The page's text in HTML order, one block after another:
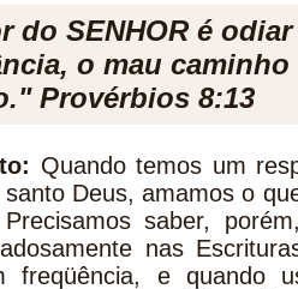
do SENHOR é
o mau caminho
Provérbios 8:13
Quando temos um
Deus, amamos o
saber,
nas
freqüência, e quando